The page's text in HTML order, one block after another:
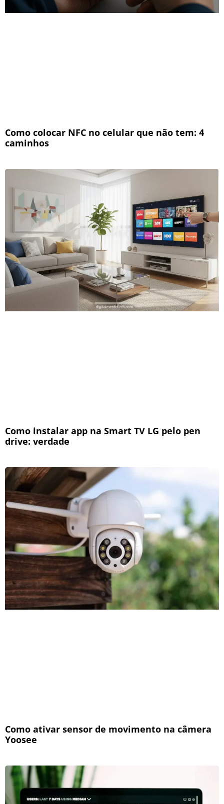
Como colocar NFC no celular que não tem: 4
caminhos
Como instalar app na Smart TV LG pelo pen
drive: verdade
Como ativar sensor de movimento na câmera
Yoosee